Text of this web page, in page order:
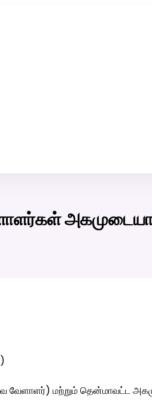
வேளாளர்) மற்றும் தென்மாவட்ட